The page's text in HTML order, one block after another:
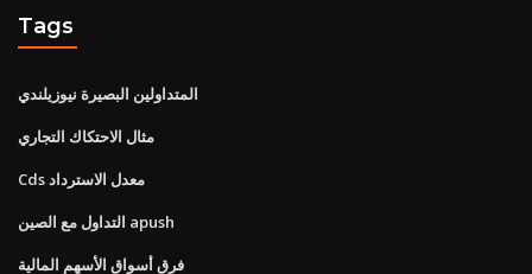
Tags
المتداولين البصيرة نيوزيلندي
مثال الاحتكاك التجاري
Cds معدل الاسترداد
التداول مع الصين apush
فرق أسواق الأسهم المالية